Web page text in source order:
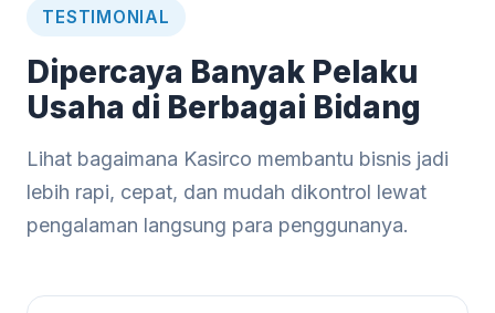
TESTIMONIAL
Dipercaya Banyak Pelaku
Usaha di Berbagai Bidang
Lihat bagaimana Kasirco membantu bisnis jadi
lebih rapi, cepat, dan mudah dikontrol lewat
pengalaman langsung para penggunanya.